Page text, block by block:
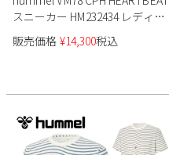
スニーカー HM232434 レディー
ス メンズ ユニセックス
販売価格 ¥14,300税込